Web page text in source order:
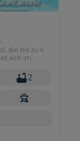
die bis zu 4
sich im
2